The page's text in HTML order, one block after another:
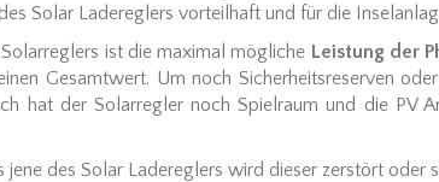
Solar Ladereglers vorteilhaft und für die
ist die maximal mögliche Leistung der
Gesamtwert. Um noch Sicherheitsreserven
hat der Solarregler noch Spielraum und die PV
des Solar Ladereglers wird dieser zerstört oder